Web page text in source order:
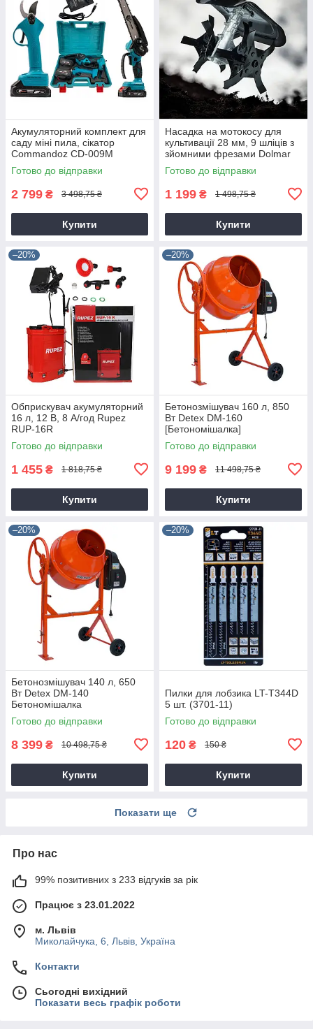
Акумуляторний комплект для
саду міні пила, сікатор
Commandoz CD-009M
Готово до відправки
2 799 ₴ 3 498,75 ₴
Купити
Насадка на мотокосу для
культивації 28 мм, 9 шліців з
зйомними фрезами Dolmar
9T28
Готово до відправки
1 199 ₴ 1 498,75 ₴
Купити
–20%
Обприскувач акумуляторний
16 л, 12 В, 8 А/год Rupez
RUP-16R
Готово до відправки
1 455 ₴ 1 818,75 ₴
Купити
–20%
Бетонозмішувач 160 л, 850
Вт Detex DM-160
[Бетономішалка]
Готово до відправки
9 199 ₴ 11 498,75 ₴
Купити
–20%
Бетонозмішувач 140 л, 650
Вт Detex DM-140
Бетономішалка
Готово до відправки
8 399 ₴ 10 498,75 ₴
Купити
–20%
Пилки для лобзика LT-T344D
5 шт. (3701-11)
Готово до відправки
120 ₴ 150 ₴
Купити
Показати ще
Про нас
99% позитивних з 233 відгуків за рік
Працює з 23.01.2022
м. Львів
Миколайчука, 6, Львів, Україна
Контакти
Сьогодні вихідний
Показати весь графік роботи